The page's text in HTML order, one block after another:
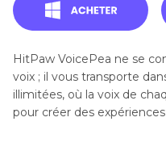
HitPaw VoicePea ne se
voix ; il vous transporte
illimitées, où la voix de
pour créer des